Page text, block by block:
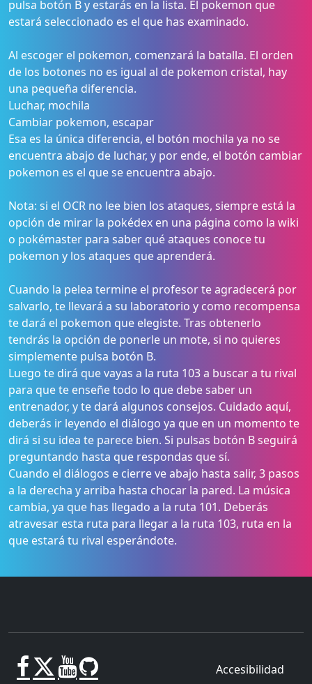
pulsa botón B y estarás en la lista. El pokemon que
estará seleccionado es el que has examinado.
Al escoger el pokemon, comenzará la batalla. El orden
de los botones no es igual al de pokemon cristal, hay
una pequeña diferencia.
Luchar, mochila
Cambiar pokemon, escapar
Esa es la única diferencia, el botón mochila ya no se
encuentra abajo de luchar, y por ende, el botón cambiar
pokemon es el que se encuentra abajo.
Nota: si el OCR no lee bien los ataques, siempre está la
opción de mirar la pokédex en una página como la wiki
o pokémaster para saber qué ataques conoce tu
pokemon y los ataques que aprenderá.
Cuando la pelea termine el profesor te agradecerá por
salvarlo, te llevará a su laboratorio y como recompensa
te dará el pokemon que elegiste. Tras obtenerlo
tendrás la opción de ponerle un mote, si no quieres
simplemente pulsa botón B.
Luego te dirá que vayas a la ruta 103 a buscar a tu rival
para que te enseñe todo lo que debe saber un
entrenador, y te dará algunos consejos. Cuidado aquí,
deberás ir leyendo el diálogo ya que en un momento te
dirá si su idea te parece bien. Si pulsas botón B seguirá
preguntando hasta que respondas que sí.
Cuando el diálogos e cierre ve abajo hasta salir, 3 pasos
a la derecha y arriba hasta chocar la pared. La música
cambia, ya que has llegado a la ruta 101. Deberás
atravesar esta ruta para llegar a la ruta 103, ruta en la
que estará tu rival esperándote.
Accesibilidad